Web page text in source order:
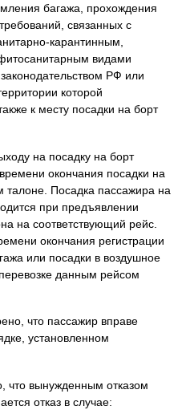
багажа, прохождения
связанных с
карантинным,
видами
РФ или
которой
к месту посадки на борт
на посадку на борт
окончания посадки на
талоне. Посадка пассажира на
при предъявлении
на соответствующий рейс.
окончания регистрации
или посадки в воздушное
данным рейсом
что пассажир вправе
установленном
что вынужденным отказом
отказ в случае: